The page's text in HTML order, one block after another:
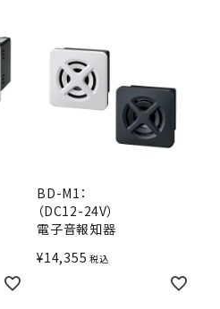
BD-M1：
（DC12-24V）
電子音報知器
¥14,355 税込